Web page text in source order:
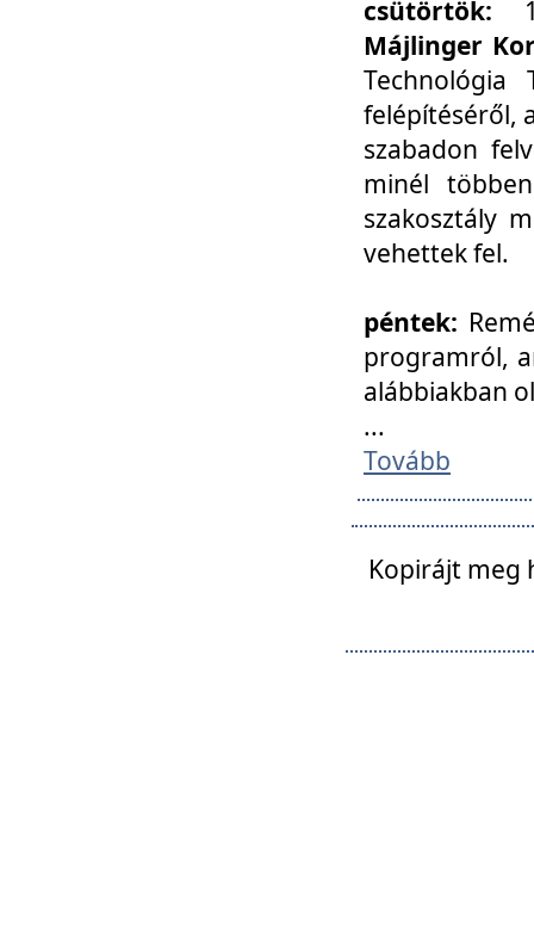
csütörtök:
Májlinger
Technológia
felépítéséről,
szabadon
minél
szakosztály
vehettek fel.
péntek:
programról,
alábbiakban
...
Tovább
Kopirájt meg